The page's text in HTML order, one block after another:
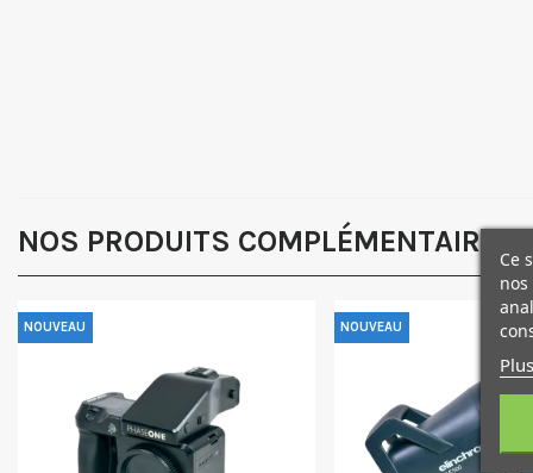
NOS PRODUITS COMPLÉMENTAIRES
NOUVEAU NOUVEAU
Ce